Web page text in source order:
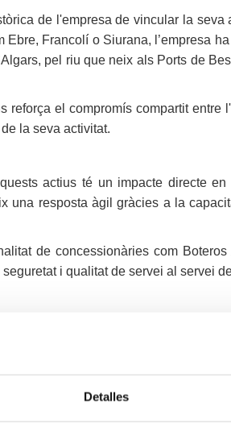
Detalles
de l'empresa de vincular la
Francolí o Siurana, l’empresa
pel riu que neix als Ports de
el compromís compartit
la seva activitat.
actius té un impacte directe
resposta àgil gràcies a la
de concessionàries com
i qualitat de servei al servei